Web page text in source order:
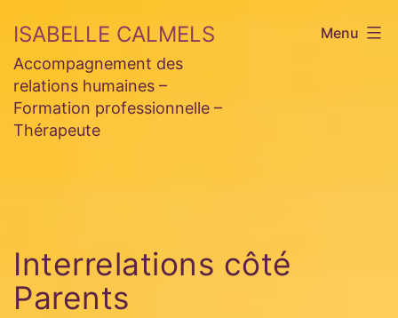
au
contenu
ISABELLE CALMELS
Accompagnement des
relations humaines –
Formation professionnelle –
Thérapeute
Menu
Interrelations côté
Parents